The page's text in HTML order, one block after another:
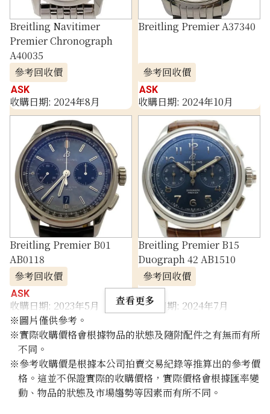
Breitling Navitimer
Premier Chronograph
A40035
參考回收價
ASK
收購日期: 2024年8月
Breitling Premier A37340
參考回收價
ASK
收購日期: 2024年10月
Breitling Premier B01
AB0118
參考回收價
ASK
收購日期: 2023年5月
Breitling Premier B15
Duograph 42 AB1510
參考回收價
ASK
收購日期: 2024年7月
查看更多
※圖片僅供參考。
※實際收購價格會根據物品的狀態及隨附配件之有無而有所
不同。
※參考收購價是根據本公司拍賣交易紀錄等推算出的參考價
格。這並不保證實際的收購價格，實際價格會根據匯率變
動、物品的狀態及市場趨勢等因素而有所不同。